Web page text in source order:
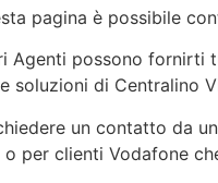
pagina è possibile
Agenti possono fornirti
soluzioni di Centralino
un contatto da un
per clienti Vodafone